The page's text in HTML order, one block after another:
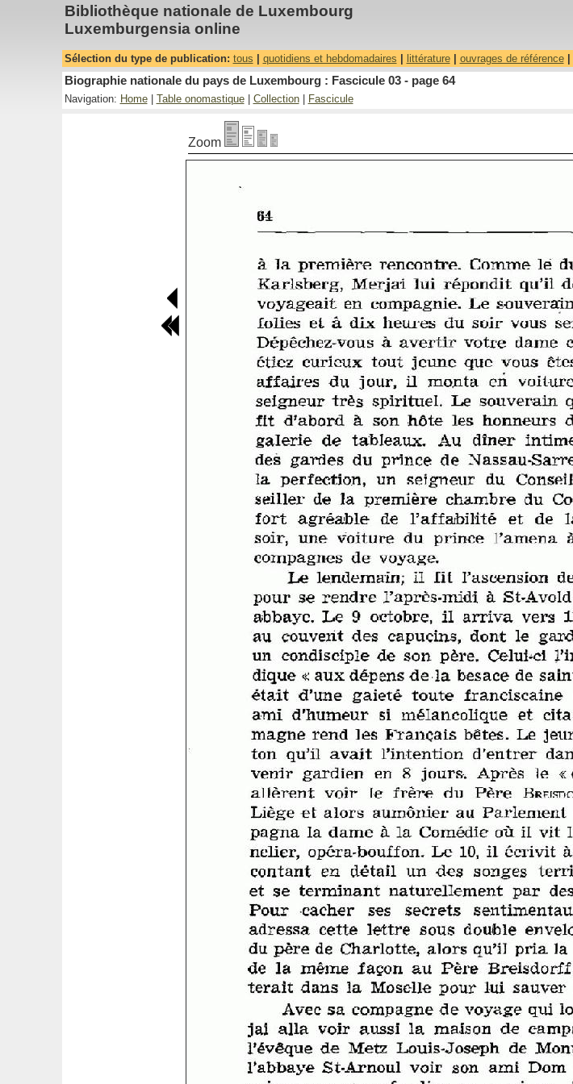
Bibliothèque nationale de Luxembourg
Luxemburgensia online
Sélection du type de publication: tous quotidiens et hebdomadaires littérature| ouvrages de référence|
Biographie nationale du pays de Luxembourg : Fascicule 03 - page 64
Navigation: Home| Table onomastique| Collection| Fascicule
Zoom